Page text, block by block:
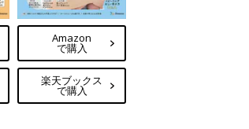
Amazon
で購入
楽天ブックス
で購入